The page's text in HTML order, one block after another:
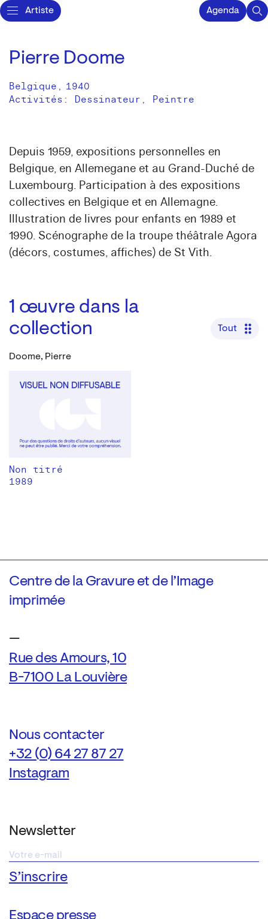
Artiste Agenda
Pierre Doome
Belgique , 1940
Activités: Dessinateur Peintre
Depuis 1959, expositions personnelles en
Belgique, en Allemegane et au Grand-Duché de
Luxembourg. Participation à des expositions
collectives en Belgique et en Allemagne.
Illustration de livres pour enfants en 1989 et
1990. Scénographe de la troupe théâtrale Agora
(décors, costumes, affiches) de St Vith.
1 œuvre dans la
collection
Tout
Doome, Pierre
Non titré
1989
Centre de la Gravure et de l’Image
imprimée
—
Rue des Amours, 10
B-7100 La Louvière
Nous contacter
+32 (0) 64 27 87 27
Instagram
Newsletter
Espace presse